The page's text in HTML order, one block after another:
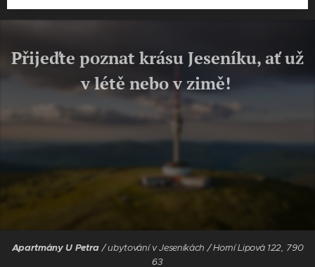
Přijeďte poznat krásu Jeseníku, ať už
v létě nebo v zimě!
Apartmány U Petra/ ubytování v Jeseníkách / Horní Lipová 122, 790
63